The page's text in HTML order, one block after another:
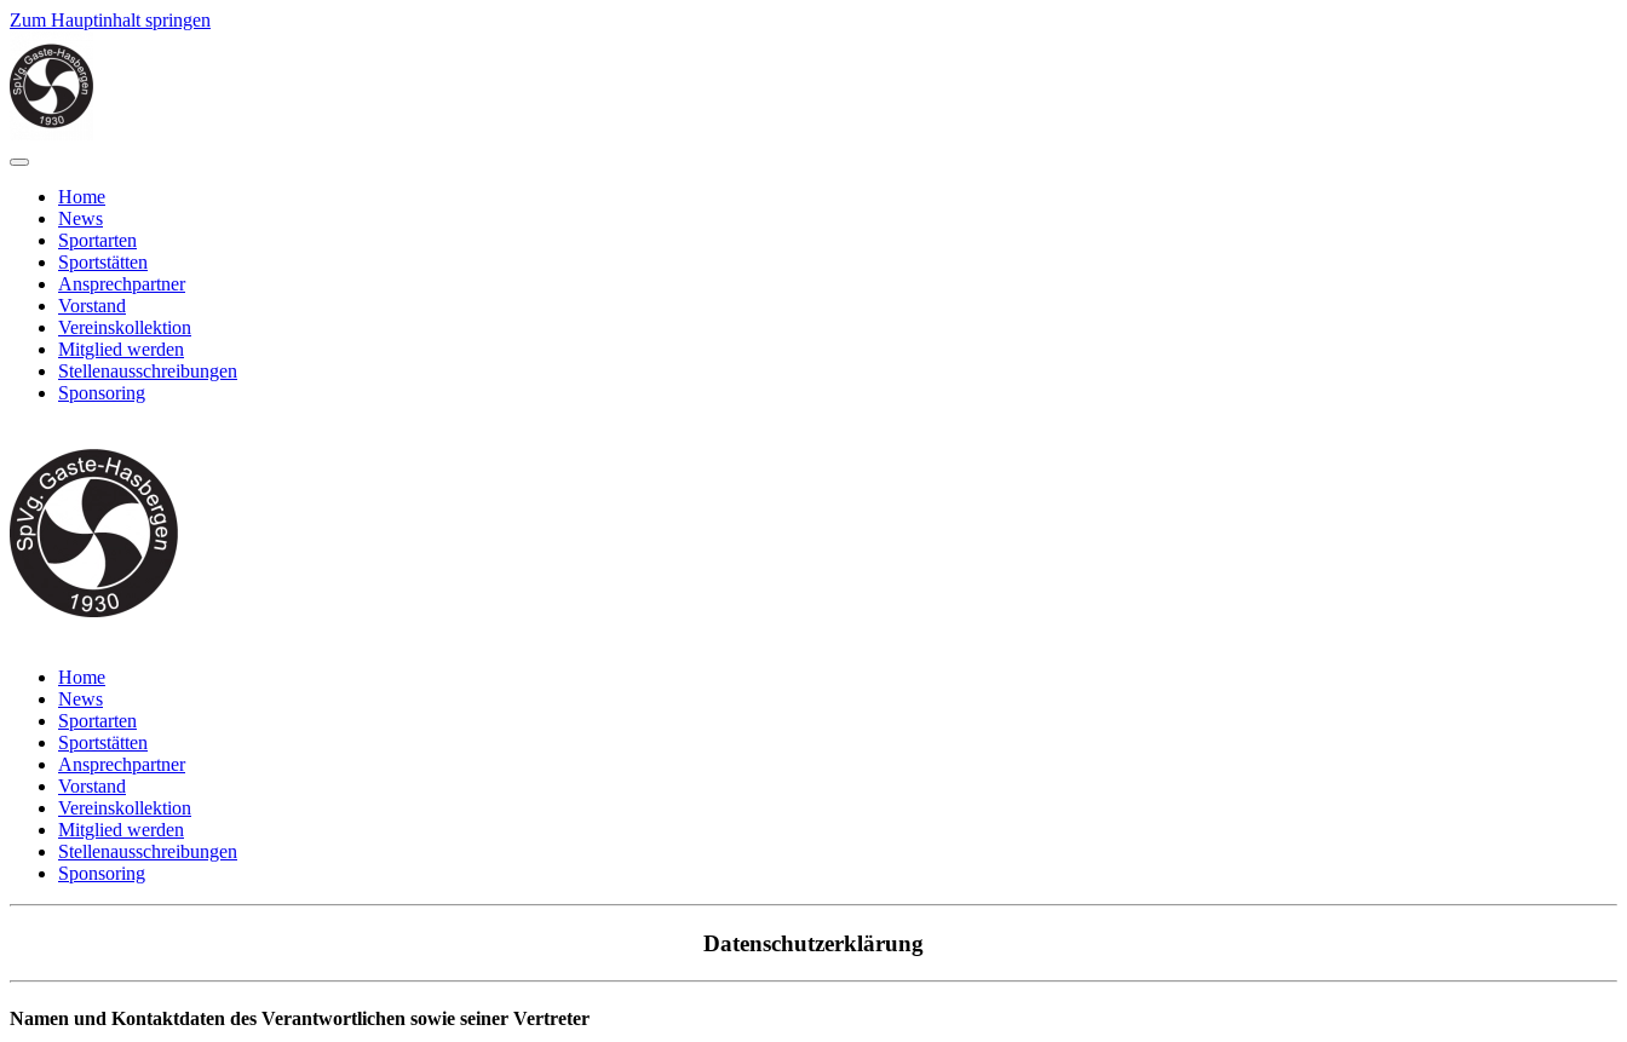
Zum Hauptinhalt springen
Home
News
Sportarten
Sportstätten
Ansprechpartner
Vorstand
Vereinskollektion
Mitglied werden
Stellenausschreibungen
Sponsoring
Home
News
Sportarten
Sportstätten
Ansprechpartner
Vorstand
Vereinskollektion
Mitglied werden
Stellenausschreibungen
Sponsoring
Datenschutzerklärung
Namen und Kontaktdaten des Verantwortlichen sowie seiner Vertreter